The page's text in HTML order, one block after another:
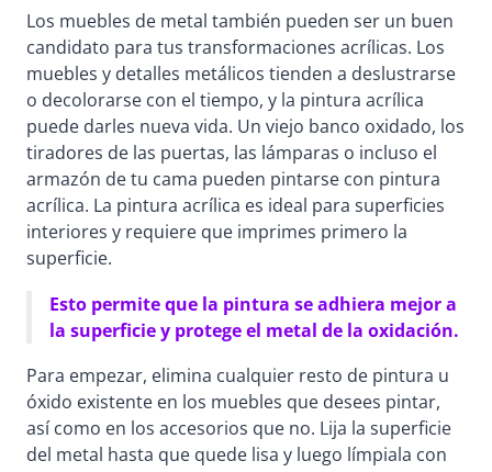
Los muebles de metal también pueden ser un buen
candidato para tus transformaciones acrílicas. Los
muebles y detalles metálicos tienden a deslustrarse
o decolorarse con el tiempo, y la pintura acrílica
puede darles nueva vida. Un viejo banco oxidado, los
tiradores de las puertas, las lámparas o incluso el
armazón de tu cama pueden pintarse con pintura
acrílica. La pintura acrílica es ideal para superficies
interiores y requiere que imprimes primero la
superficie.
Esto permite que la pintura se adhiera mejor a
la superficie y protege el metal de la oxidación.
Para empezar, elimina cualquier resto de pintura u
óxido existente en los muebles que desees pintar,
así como en los accesorios que no. Lija la superficie
del metal hasta que quede lisa y luego límpiala con